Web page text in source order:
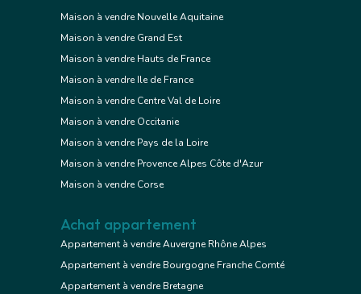
Maison à vendre Nouvelle Aquitaine
Maison à vendre Grand Est
Maison à vendre Hauts de France
Maison à vendre Ile de France
Maison à vendre Centre Val de Loire
Maison à vendre Occitanie
Maison à vendre Pays de la Loire
Maison à vendre Provence Alpes Côte d'Azur
Maison à vendre Corse
Achat appartement
Appartement à vendre Auvergne Rhône Alpes
Appartement à vendre Bourgogne Franche Comté
Appartement à vendre Bretagne